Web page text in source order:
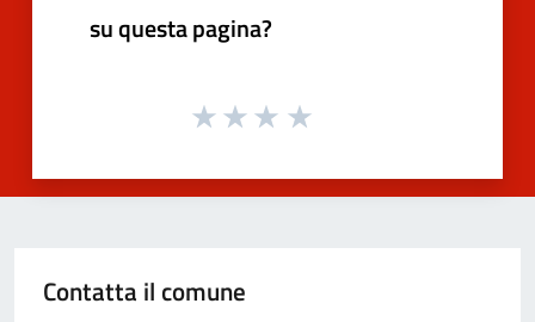
su questa pagina?
Contatta il comune